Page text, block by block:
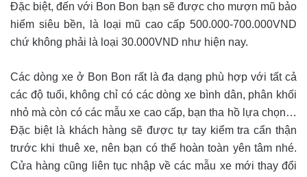
Đặc biệt, đến với Bon Bon bạn sẽ được cho mượn mũ bảo
hiểm siêu bền, là loại mũ cao cấp 500.000-700.000VND
chứ không phải là loại 30.000VND như hiện nay.
Các dòng xe ở Bon Bon rất là đa dạng phù hợp với tất cả
các độ tuổi, không chỉ có các dòng xe bình dân, phân khối
nhỏ mà còn có các mẫu xe cao cấp, bạn tha hồ lựa chọn…
Đặc biệt là khách hàng sẽ được tự tay kiểm tra cẩn thận
trước khi thuê xe, nên bạn có thể hoàn toàn yên tâm nhé.
Cửa hàng cũng liên tục nhập về các mẫu xe mới thay đổi